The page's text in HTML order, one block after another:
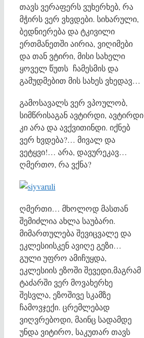
თავს ვერაფერს ვუხერხებ, რა
მჭირს ვერ ვხვდები. სიხარული,
ბედნიერება და ტკივილი
ერთმანეთში აირია, ვიღიმები
და თან ვტირი, მისი სახელი
ყოველ წუთს ჩამესმის და
გამუდმებით მის სახეს ვხედავ…
გამოსავალს ვერ ვპოულობ,
სიმწრისაგან ავტირდი, ავტირდი
კი არა და ავქვითინდი. იქნებ
ვერ ხვდება?… მივალ და
ვეტყვი!… არა, დავურეკავ…
ღმერთო, რა ვქნა?
ღმერთი… მხოლოდ მასთან
შემიძლია ახლა საუბარი.
მიმართულება შევიცვალე და
ეკლესიისკენ ავიღე გეზი…
გული უფრო ამიჩუყდა,
ეკლესიის ეზოში შევედი,მაგრამ
ტაძარში ვერ მოვახერხე
შესვლა, ეზოშივე სკამზე
ჩამოვჯექი. ცრემლებად
ვიღვრებოდი, მაინც სადამდე
უნდა ვიტირო, საკუთარ თავს